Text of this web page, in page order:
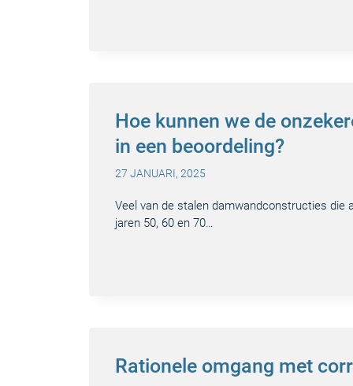
Hoe kunnen we de
in een beoordeling?
27 JANUARI, 2025
Veel van de stalen damwandconstructies die
jaren 50, 60 en 70…
Rationele omgang met